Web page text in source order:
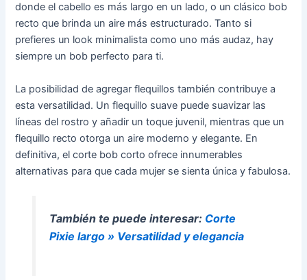
donde el cabello es más largo en un lado, o un clásico bob
recto que brinda un aire más estructurado. Tanto si
prefieres un look minimalista como uno más audaz, hay
siempre un bob perfecto para ti.
La posibilidad de agregar flequillos también contribuye a
esta versatilidad. Un flequillo suave puede suavizar las
líneas del rostro y añadir un toque juvenil, mientras que un
flequillo recto otorga un aire moderno y elegante. En
definitiva, el corte bob corto ofrece innumerables
alternativas para que cada mujer se sienta única y fabulosa.
También te puede interesar: Corte
Pixie largo » Versatilidad y elegancia